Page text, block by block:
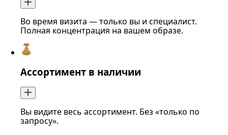
Во время визита — только вы и специалист.
Полная концентрация на вашем образе.
Ассортимент в наличии
Вы видите весь ассортимент. Без «только по
запросу».